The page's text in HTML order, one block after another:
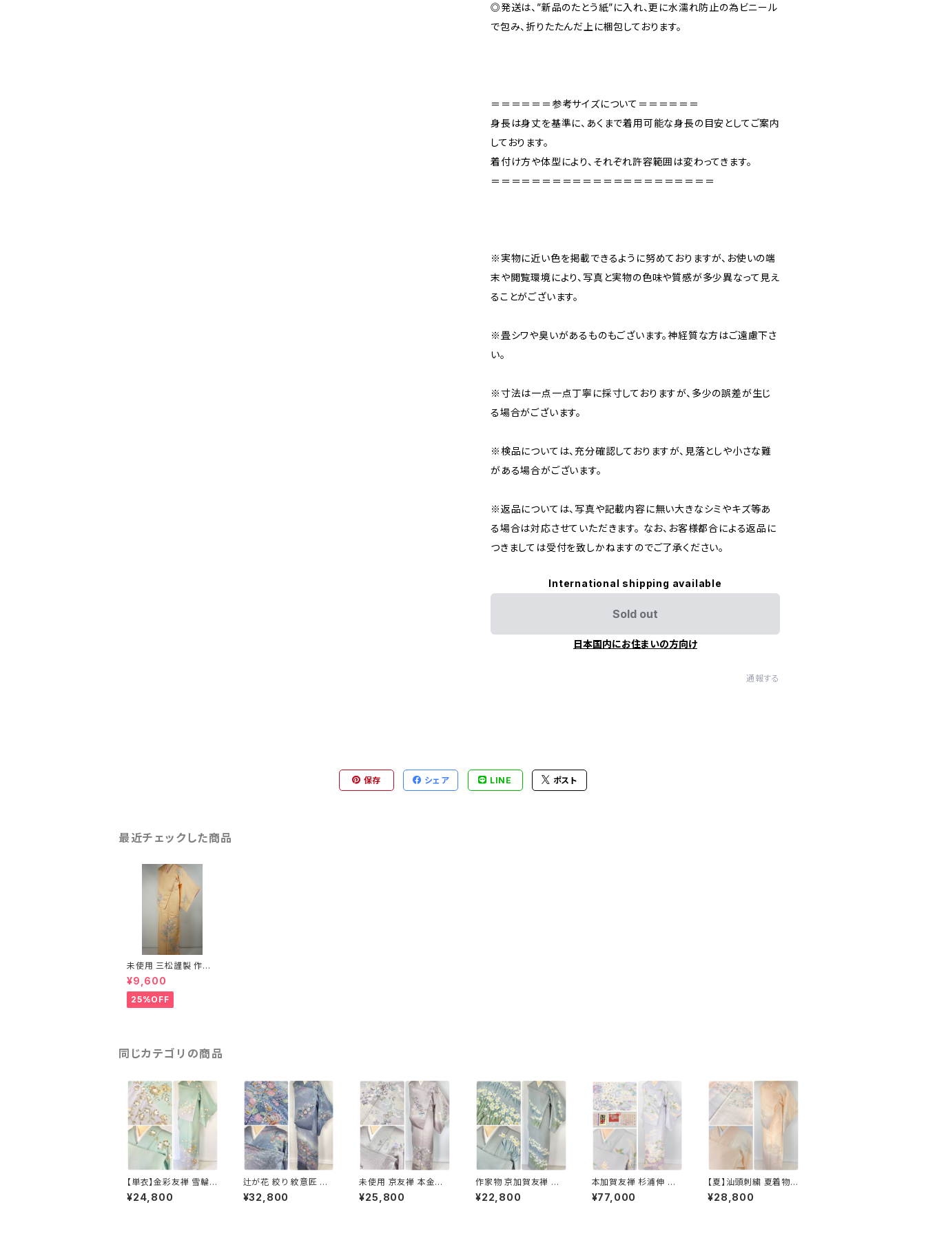
◎発送は、”新品のたとう紙”に入れ、更に水濡れ防止の為ビニール
で包み、折りたたんだ上に梱包しております。
＝＝＝＝＝＝参考サイズについて＝＝＝＝＝＝
身長は身丈を基準に、あくまで着用可能な身長の目安としてご案内
しております。
着付け方や体型により、それぞれ許容範囲は変わってきます。
＝＝＝＝＝＝＝＝＝＝＝＝＝＝＝＝＝＝＝＝＝＝
※実物に近い色を掲載できるように努めておりますが、お使いの端
末や閲覧環境により、写真と実物の色味や質感が多少異なって見え
ることがございます。
※畳シワや臭いがあるものもございます。神経質な方はご遠慮下さ
い。
※寸法は一点一点丁寧に採寸しておりますが、多少の誤差が生じ
る場合がございます。
※検品については、充分確認しておりますが、見落としや小さな難
がある場合がございます。
※返品については、写真や記載内容に無い大きなシミやキズ等あ
る場合は対応させていただきます。 なお、お客様都合による返品に
つきましては受付を致しかねますのでご了承ください。
International shipping available
Sold out
日本国内にお住まいの方向け
通報する
保存 シェア LINE ポスト
最近チェックした商品
未使用 三松謹製 作家
物 友禅 訪問着 花柄 正
絹 金彩 オレンジ 371
¥9,600
25%OFF
同じカテゴリの商品
【単衣】金彩友禅 雪輪
四季の花々 正絹 訪問
着 黄緑 青緑 紫 1418
¥24,800
辻が花 絞り 紋意匠 ト
ールサイズ 金彩 訪問着
正絹 袷 青 ブルー 紫 1
¥32,800
未使用 京友禅 本金箔
唐花 訪問着 袷 正絹 紫
グレー 白 1165
¥25,800
作家物 京加賀友禅 水
仙 訪問着 正絹 袷 浅葱
鼠 青緑 グレー 白 1157
¥22,800
本加賀友禅 杉浦伸 証
紙付き 訪問着 花柄 正
絹 紫 白 パステル 白菫
¥77,000
【夏】汕頭刺繍 夏着物
総刺繍 絽 訪問着 正絹
オレンジ サーモンピン
¥28,800